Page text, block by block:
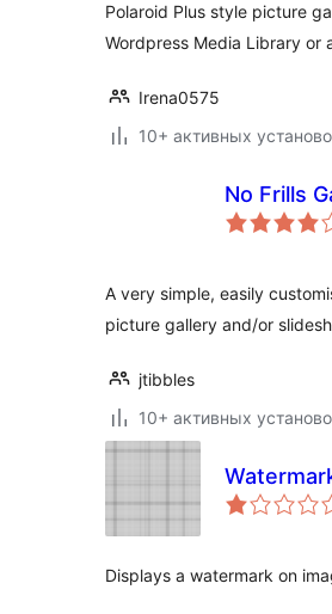
Polaroid Plus style picture
Wordpress Media Library or
Irena0575
10+ активных
No Frills
A very simple, easily
picture gallery and/or
jtibbles
10+ активных
Displays a watermark on